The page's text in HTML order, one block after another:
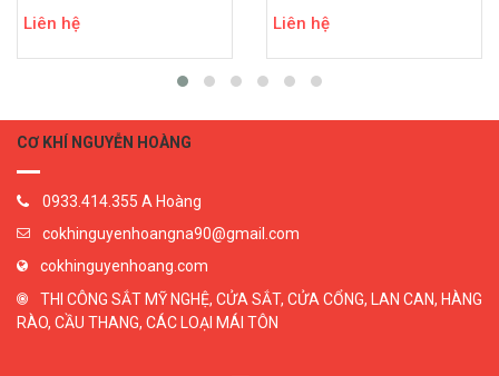
Liên hệ Liên hệ
CƠ KHÍ NGUYỄN HOÀNG
0933.414.355 A Hoàng
cokhinguyenhoangna90@gmail.com
cokhinguyenhoang.com
THI CÔNG SẮT MỸ NGHỆ, CỬA SẮT, CỬA CỔNG, LAN CAN, HÀNG
RÀO, CẦU THANG, CÁC LOẠI MÁI TÔN